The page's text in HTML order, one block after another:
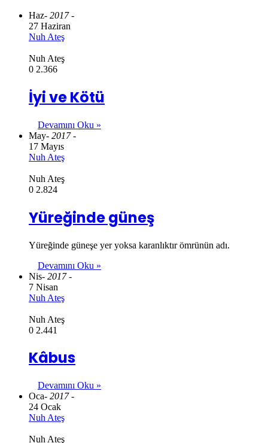
Haz- 2017 -
27 Haziran
Nuh Ateş
Nuh Ateş
0 2.366
İyi ve Kötü
Devamını Oku »
May- 2017 -
17 Mayıs
Nuh Ateş
Nuh Ateş
0 2.824
Yüreğinde güneş
Yüreğinde güneşe yer yoksa karanlıktır ömrünün adı.
Devamını Oku »
Nis- 2017 -
7 Nisan
Nuh Ateş
Nuh Ateş
0 2.441
Kâbus
Devamını Oku »
Oca- 2017 -
24 Ocak
Nuh Ateş
Nuh Ateş